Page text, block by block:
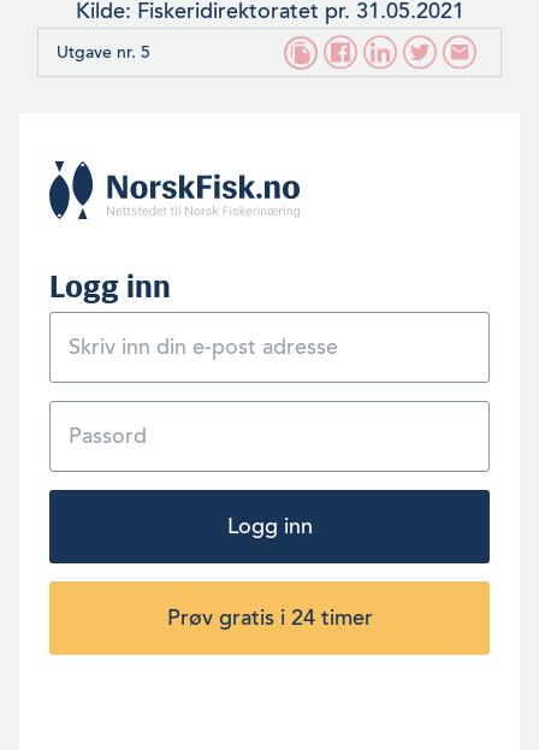
Kilde: Fiskeridirektoratet pr. 31.05.2021
Utgave nr. 5
Logg inn
Logg inn
Prøv gratis i 24 timer